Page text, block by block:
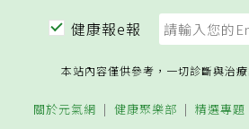
健康報e報
本站內容僅供參考，一切診斷與治
關於元氣網 健康聚樂部 精選專題